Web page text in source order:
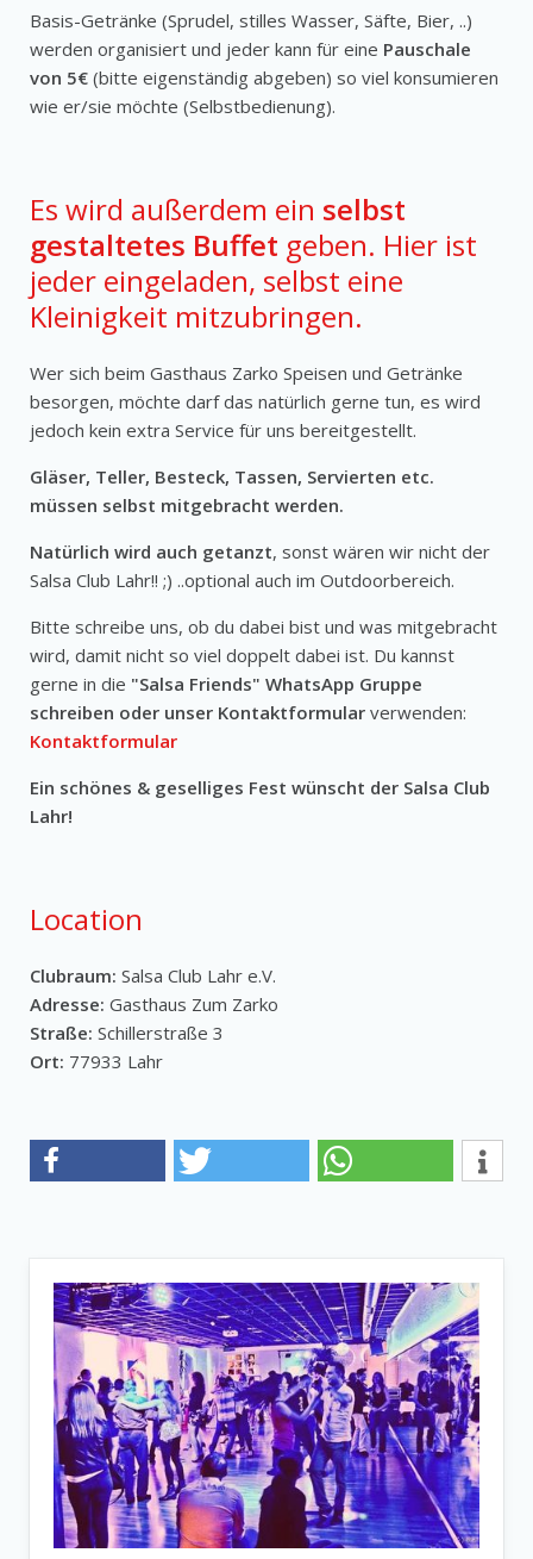
Basis-Getränke (Sprudel, stilles Wasser, Säfte, Bier, ..)
werden organisiert und jeder kann für eine Pauschale
von 5€ (bitte eigenständig abgeben) so viel konsumieren
wie er/sie möchte (Selbstbedienung).
Es wird außerdem ein selbst
gestaltetes Buffet geben. Hier ist
jeder eingeladen, selbst eine
Kleinigkeit mitzubringen.
Wer sich beim Gasthaus Zarko Speisen und Getränke
besorgen, möchte darf das natürlich gerne tun, es wird
jedoch kein extra Service für uns bereitgestellt.
Gläser, Teller, Besteck, Tassen, Servierten etc.
müssen selbst mitgebracht werden.
Natürlich wird auch getanzt, sonst wären wir nicht der
Salsa Club Lahr!! ;) ..optional auch im Outdoorbereich.
Bitte schreibe uns, ob du dabei bist und was mitgebracht
wird, damit nicht so viel doppelt dabei ist. Du kannst
gerne in die "Salsa Friends" WhatsApp Gruppe
schreiben oder unser Kontaktformular verwenden:
Kontaktformular
Ein schönes & geselliges Fest wünscht der Salsa Club
Lahr!
Location
Clubraum: Salsa Club Lahr e.V.
Adresse: Gasthaus Zum Zarko
Straße: Schillerstraße 3
Ort: 77933 Lahr